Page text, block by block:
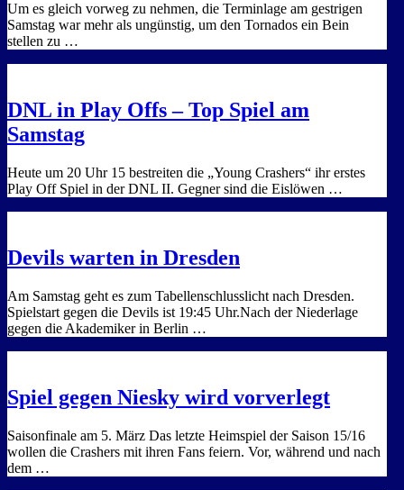
Um es gleich vorweg zu nehmen, die Terminlage am gestrigen
Samstag war mehr als ungünstig, um den Tornados ein Bein
stellen zu …
DNL in Play Offs – Top Spiel am
Samstag
Heute um 20 Uhr 15 bestreiten die „Young Crashers“ ihr erstes
Play Off Spiel in der DNL II. Gegner sind die Eislöwen …
Devils warten in Dresden
Am Samstag geht es zum Tabellenschlusslicht nach Dresden.
Spielstart gegen die Devils ist 19:45 Uhr.Nach der Niederlage
gegen die Akademiker in Berlin …
Spiel gegen Niesky wird vorverlegt
Saisonfinale am 5. März Das letzte Heimspiel der Saison 15/16
wollen die Crashers mit ihren Fans feiern. Vor, während und nach
dem …